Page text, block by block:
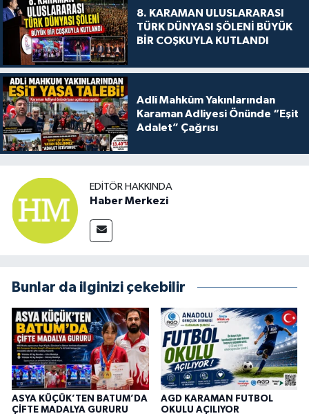
8. KARAMAN ULUSLARARASI
TÜRK DÜNYASI ŞÖLENİ BÜYÜK
BİR COŞKUYLA KUTLANDI
Adli Mahkûm Yakınlarından
Karaman Adliyesi Önünde “Eşit
Adalet” Çağrısı
EDITÖR HAKKINDA
Haber Merkezi
Bunlar da ilginizi çekebilir
ASYA KÜÇÜK’TEN BATUM’DA
ÇİFTE MADALYA GURURU
AGD KARAMAN FUTBOL
OKULU AÇILIYOR